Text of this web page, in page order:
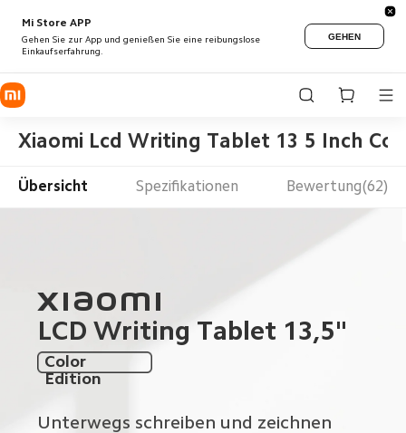
Mi Store APP
Gehen Sie zur App und genießen Sie eine reibungslose
Einkaufserfahrung.
GEHEN
Xiaomi Lcd Writing Tablet 13 5 Inch
Übersicht Spezifikationen Bewertung(62)
Xiaomi
LCD Writing Tablet 13,5"
Color
Edition
Unterwegs schreiben und zeichnen